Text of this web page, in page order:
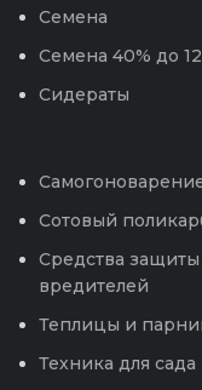
Семена
Семена 40% до
Сидераты
Сотовый
Средства
вредителей
Теплицы и
Техника для сада